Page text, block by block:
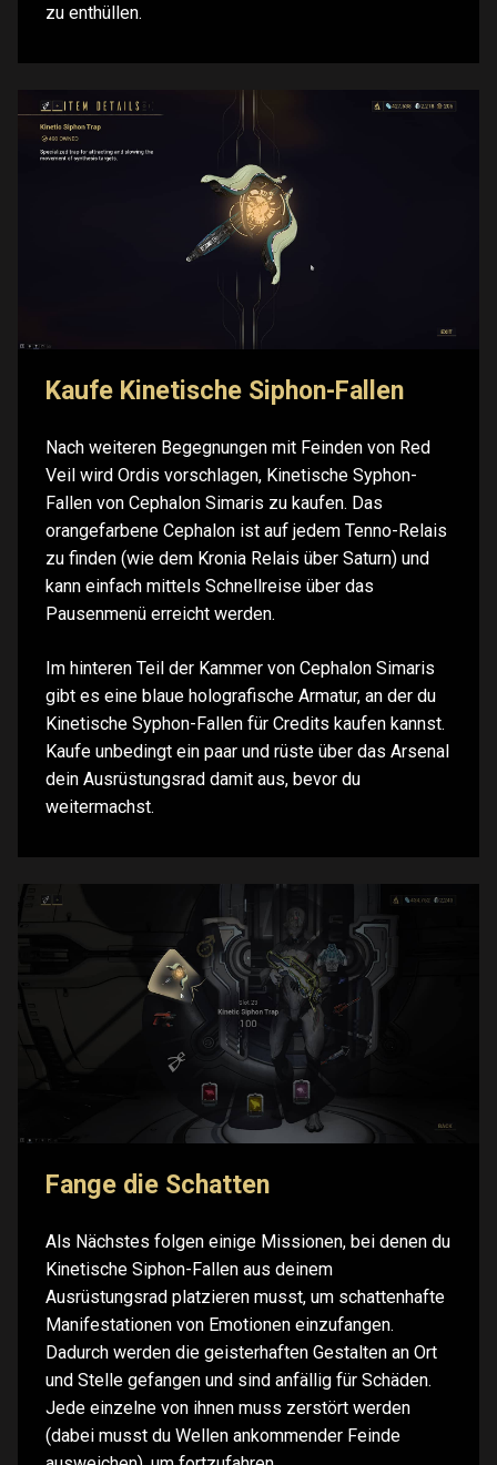
zu enthüllen.
Kaufe Kinetische Siphon-Fallen
Nach weiteren Begegnungen mit Feinden von Red
Veil wird Ordis vorschlagen, Kinetische Syphon-
Fallen von Cephalon Simaris zu kaufen. Das
orangefarbene Cephalon ist auf jedem Tenno-Relais
zu finden (wie dem Kronia Relais über Saturn) und
kann einfach mittels Schnellreise über das
Pausenmenü erreicht werden.
Im hinteren Teil der Kammer von Cephalon Simaris
gibt es eine blaue holografische Armatur, an der du
Kinetische Syphon-Fallen für Credits kaufen kannst.
Kaufe unbedingt ein paar und rüste über das Arsenal
dein Ausrüstungsrad damit aus, bevor du
weitermachst.
Fange die Schatten
Als Nächstes folgen einige Missionen, bei denen du
Kinetische Siphon-Fallen aus deinem
Ausrüstungsrad platzieren musst, um schattenhafte
Manifestationen von Emotionen einzufangen.
Dadurch werden die geisterhaften Gestalten an Ort
und Stelle gefangen und sind anfällig für Schäden.
Jede einzelne von ihnen muss zerstört werden
(dabei musst du Wellen ankommender Feinde